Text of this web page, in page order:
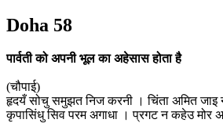
Doha 58
पार्वती को अपनी भूल का अहेसास होता है
(चौपाई)
हृदयँ सोचु समुझत निज करनी । चिंता अमित जाइ
कृपासिंधु सिव परम अगाधा । प्रगट न कहेउ मोर